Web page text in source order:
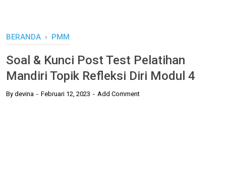
BERANDA › PMM
Soal & Kunci Post Test Pelatihan
Mandiri Topik Refleksi Diri Modul 4
By devina Februari 12, 2023 Add Comment